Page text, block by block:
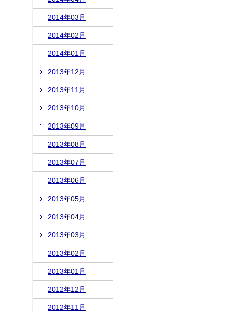
2014年03月
2014年02月
2014年01月
2013年12月
2013年11月
2013年10月
2013年09月
2013年08月
2013年07月
2013年06月
2013年05月
2013年04月
2013年03月
2013年02月
2013年01月
2012年12月
2012年11月